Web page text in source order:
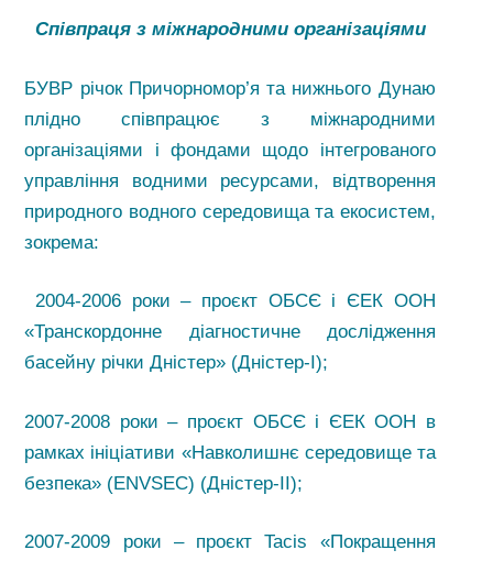
Співпраця з міжнародними організаціями
БУВР річок Причорномор’я та нижнього Дунаю
плідно співпрацює з міжнародними
організаціями і фондами щодо інтегрованого
управління водними ресурсами, відтворення
природного водного середовища та екосистем,
зокрема:
2004-2006 роки – проєкт ОБСЄ і ЄЕК ООН
«Транскордонне діагностичне дослідження
басейну річки Дністер» (Дністер-I);
2007-2008 роки – проєкт ОБСЄ і ЄЕК ООН в
рамках ініціативи «Навколишнє середовище та
безпека» (ENVSEC) (Дністер-IІ);
2007-2009 роки – проєкт Tacis «Покращення